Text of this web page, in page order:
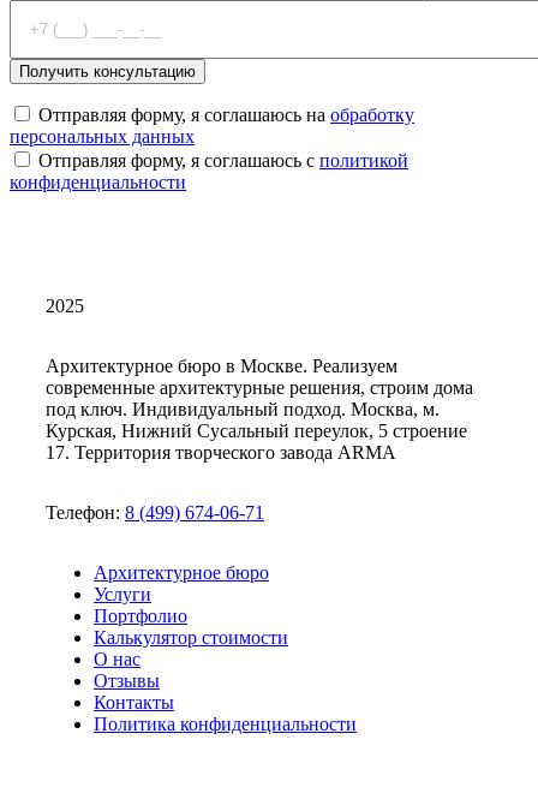
Отправляя форму, я соглашаюсь на обработку
персональных данных
Отправляя форму, я соглашаюсь с политикой
конфиденциальности
2025
Архитектурное бюро в Москве. Реализуем
современные архитектурные решения, строим дома
под ключ. Индивидуальный подход. Москва, м.
Курская, Нижний Сусальный переулок, 5 строение
17. Территория творческого завода ARMA
Телефон: 8 (499) 674-06-71
Архитектурное бюро
Услуги
Портфолио
Калькулятор стоимости
О нас
Отзывы
Контакты
Политика конфиденциальности